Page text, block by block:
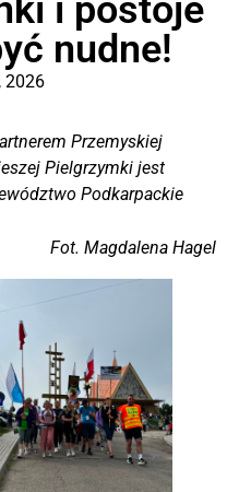
i postoje
nudne!
2026
Przemyskiej
Pielgrzymki jest
Podkarpackie
Fot. Magdalena Hagel